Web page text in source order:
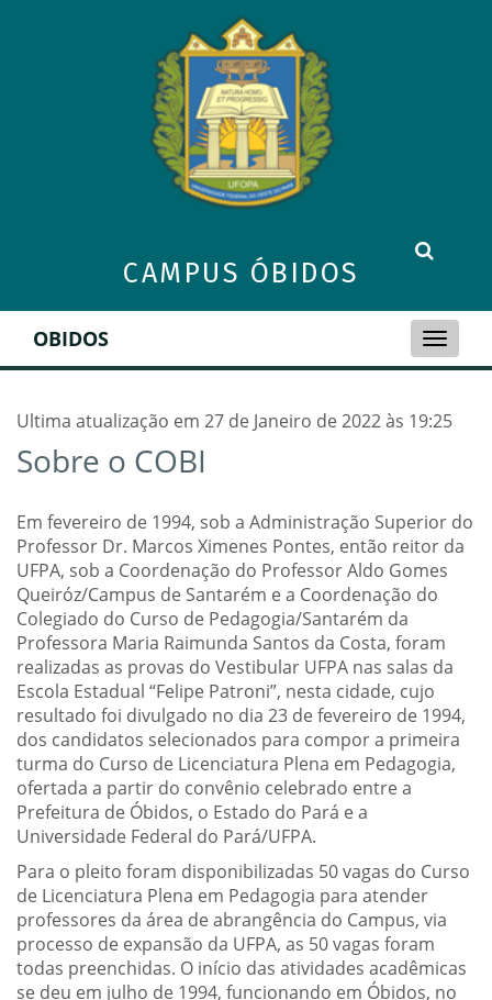
CAMPUS ÓBIDOS
Toggle
OBIDOS
Ultima atualização em 27 de Janeiro de 2022 às 19:25
Sobre o COBI
Em fevereiro de 1994, sob a Administração Superior do
Professor Dr. Marcos Ximenes Pontes, então reitor da
UFPA, sob a Coordenação do Professor Aldo Gomes
Queiróz/Campus de Santarém e a Coordenação do
Colegiado do Curso de Pedagogia/Santarém da
Professora Maria Raimunda Santos da Costa, foram
realizadas as provas do Vestibular UFPA nas salas da
Escola Estadual “Felipe Patroni”, nesta cidade, cujo
resultado foi divulgado no dia 23 de fevereiro de 1994,
dos candidatos selecionados para compor a primeira
turma do Curso de Licenciatura Plena em Pedagogia,
ofertada a partir do convênio celebrado entre a
Prefeitura de Óbidos, o Estado do Pará e a
Universidade Federal do Pará/UFPA.
Para o pleito foram disponibilizadas 50 vagas do Curso
de Licenciatura Plena em Pedagogia para atender
professores da área de abrangência do Campus, via
processo de expansão da UFPA, as 50 vagas foram
todas preenchidas. O início das atividades acadêmicas
se deu em julho de 1994, funcionando em Óbidos, no